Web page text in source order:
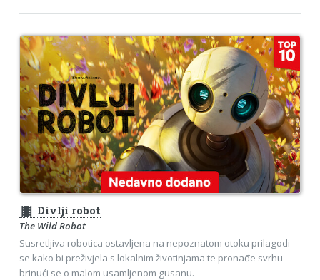
theaters Divlji robot
The Wild Robot
Susretljiva robotica ostavljena na nepoznatom otoku prilagodi
se kako bi preživjela s lokalnim životinjama te pronađe svrhu
brinući se o malom usamljenom gusanu.